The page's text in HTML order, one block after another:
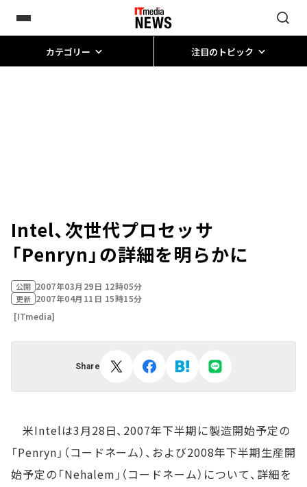
カテゴリー 注目のトピック
Intel、次世代プロセッサ
「Penryn」の詳細を明らかに
公開 2007年03月29日 12時05分
更新 2007年04月11日 15時15分
[ITmedia]
Share
米Intelは3月28日、2007年下半期に製造開始予定の
「Penryn」（コードネーム）、および2008年下半期生産開
始予定の「Nehalem」（コードネーム）について、詳細を